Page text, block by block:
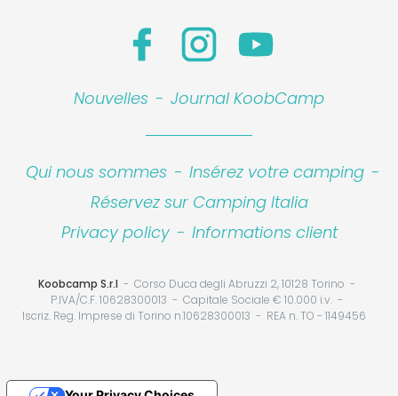
Nouvelles - Journal KoobCamp
Qui nous sommes - Insérez votre camping -
Réservez sur Camping Italia
Privacy policy - Informations client
Koobcamp S.r.l
Corso Duca degli Abruzzi 2, 10128 Torino
P.IVA/C.F. 10628300013
Capitale Sociale € 10.000 i.v.
Iscriz. Reg. Imprese di Torino n.10628300013
REA n. TO - 1149456